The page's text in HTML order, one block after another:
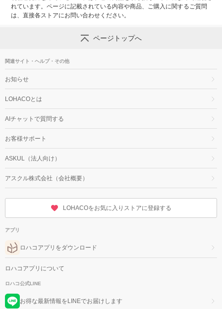
れています。ページに記載されている内容や商品、ご購入に関するご質問
は、直接各ストアにお問い合わせください。
ページトップへ
関連サイト・ヘルプ・その他
お知らせ
LOHACOとは
AIチャットで質問する
お客様サポート
ASKUL（法人向け）
アスクル株式会社（会社概要）
LOHACOをお気に入りストアに登録する
アプリ
ロハコアプリをダウンロード
ロハコアプリについて
ロハコ公式LINE
お得な最新情報をLINEでお届けします